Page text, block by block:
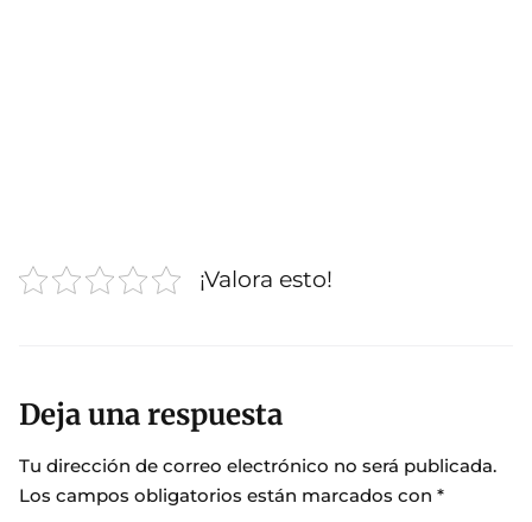
¡Valora esto!
Deja una respuesta
Tu dirección de correo electrónico no será publicada.
Los campos obligatorios están marcados con *